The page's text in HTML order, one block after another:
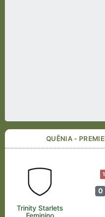
QUÊNIA -
0
Trinity Starlets
Feminino